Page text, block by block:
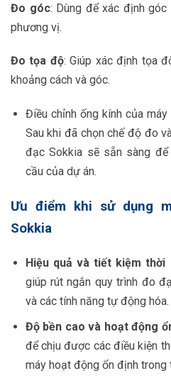
Đo góc: Dùng để xác định
phương vị.
Đo tọa độ: Giúp xác định tọa
khoảng cách và góc.
Điều chỉnh ống kính của
Sau khi đã chọn chế độ đo
đạc Sokkia sẽ sẵn sàng
cầu của dự án.
Ưu điểm khi sử dụng
Sokkia
Hiệu quả và tiết kiệm thời
giúp rút ngắn quy trình đo
và các tính năng tự động hóa.
Độ bền cao và hoạt động
để chịu được các điều kiện
máy hoạt động ổn định trong